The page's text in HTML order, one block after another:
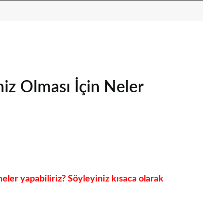
Olması İçin Neler
yapabiliriz? Söyleyiniz kısaca olarak